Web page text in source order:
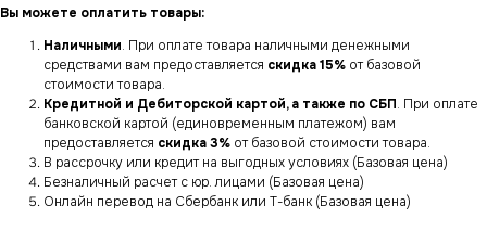
Вы можете оплатить товары:
Наличными. При оплате товара наличными денежными
средствами вам предоставляется скидка 15% от базовой
стоимости товара.
Кредитной и Дебиторской картой, а также по СБП. При оплате
банковской картой (единовременным платежом) вам
предоставляется скидка 3% от базовой стоимости товара.
В рассрочку или кредит на выгодных условиях (Базовая цена)
Безналичный расчет с юр. лицами (Базовая цена)
Онлайн перевод на Сбербанк или Т-банк (Базовая цена)